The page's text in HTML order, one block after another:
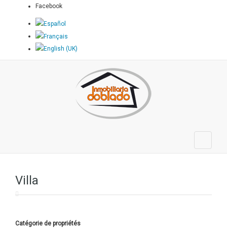
Facebook
Villa
Catégorie de propriétés